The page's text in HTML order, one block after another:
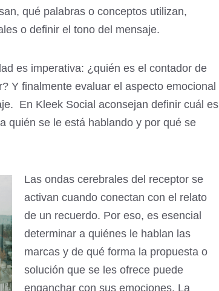
qué palabras o conceptos utilizan,
o definir el tono del mensaje.
es imperativa: ¿quién es el contador de
Y finalmente evaluar el aspecto emocional
En Kleek Social aconsejan definir cuál es
quién se le está hablando y por qué se
Las ondas cerebrales del receptor se
activan cuando conectan con el relato
de un recuerdo. Por eso, es esencial
determinar a quiénes le hablan las
marcas y de qué forma la propuesta o
solución que se les ofrece puede
enganchar con sus emociones. La